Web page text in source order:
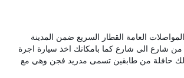
العامة القطار السريع ضمن المدينة
من شارع الى شارع كما بامكانك اخذ سيارة اجرة
حافلة من طابقين تسمى مدريد فجن وهي مع